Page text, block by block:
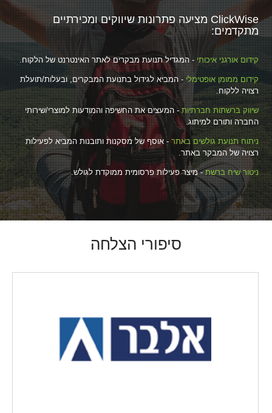
ClickWise מציעה פתרונות שיווקים ומכירתיים
מתקדמים:
קידום אורגני איכותי - המגדיל תנועת מבקרים לאתר האינטרנט של הלקוח.
קידום ממומן אופטימלי - המביא לגידול בתנועת המבקרים, ובעלות/תועלת
רצויה ללקוח.
שיווק ברשתות חברתיות- המעצים את החשיפה והמודעות למוצרי/שירותי
החברה ותורם למיתוג.
ניתוח תנועת גולשים באתר - אוסף של מסקנות ותובנות המביא לפעילות
רצויה של המבקר באתר.
ניטור שיח ברשת- מיצר פעילות פרסומית ממוקדת לגולש.
סיפורי הצלחה